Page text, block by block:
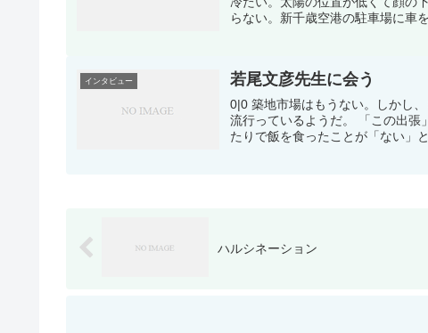
らない。新千歳空港の駐車場に車
インタビュー 若尾文彦先生に会う
0|0 築地市場はもうない。しかし
流行っているようだ。 「この出張
たりで飯を食ったことが「ない」
ハルシネーション